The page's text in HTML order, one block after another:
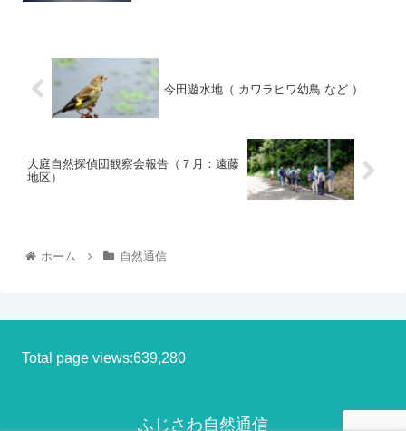
今田遊水地（ カワラヒワ幼鳥 など ）
大庭自然探偵団観察会報告（７月：遠藤
地区）
ホーム 自然通信
Total page views:639,280
ふじさわ自然通信